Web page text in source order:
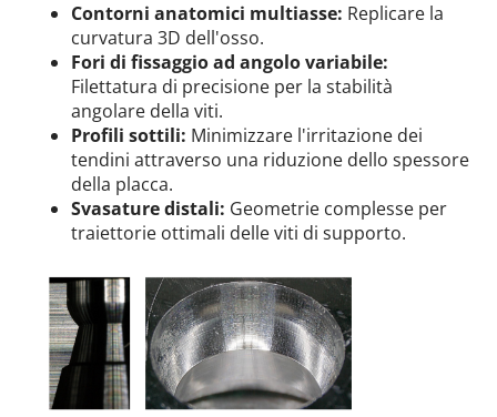
Contorni anatomici multiasse: Replicare la
curvatura 3D dell'osso.
Fori di fissaggio ad angolo variabile:
Filettatura di precisione per la stabilità
angolare della viti.
Profili sottili: Minimizzare l'irritazione dei
tendini attraverso una riduzione dello spessore
della placca.
Svasature distali: Geometrie complesse per
traiettorie ottimali delle viti di supporto.